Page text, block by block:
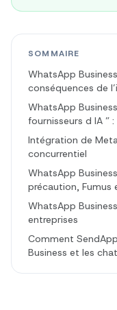
SOMMAIRE
WhatsApp
conséquences de
WhatsApp
fournisseurs d IA ”
Intégration de
concurrentiel
WhatsApp
précaution, Fumus
WhatsApp
entreprises
Comment
Business et les